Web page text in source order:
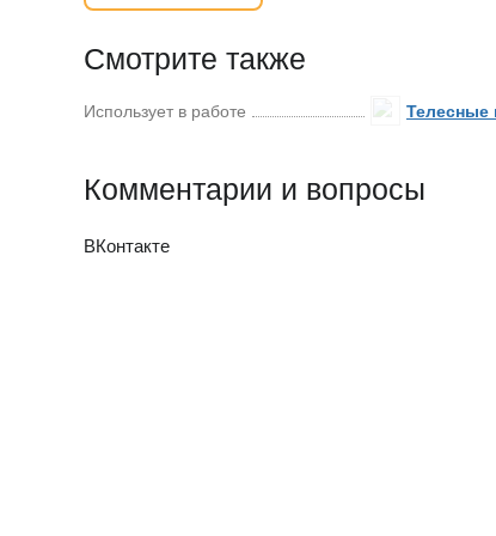
Смотрите также
Использует в работе Телесные
Комментарии и вопросы
ВКонтакте